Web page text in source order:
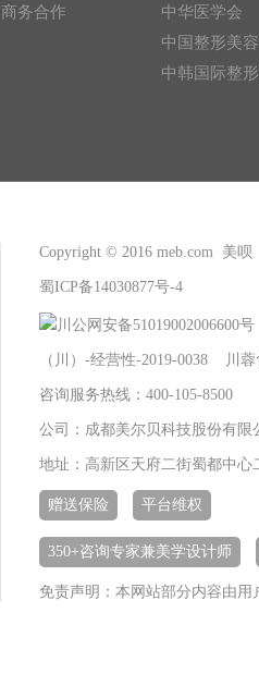
商务合作
中华医学会
中国整形美
中韩国际整
Copyright © 2016 meb.com 美
蜀ICP备14030877号-4
川公网安备51019002006600号
（川）-经营性-2019-0038 川
咨询服务热线：400-105-8500
公司：成都美尔贝科技股份有限
地址：高新区天府二街蜀都中心
赠送保险 平台维权
350+咨询专家兼美学设计师
免责声明：本网站部分内容由用